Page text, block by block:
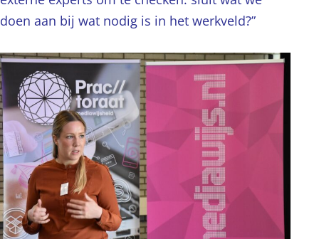
doen aan bij wat nodig is in het werkveld?”